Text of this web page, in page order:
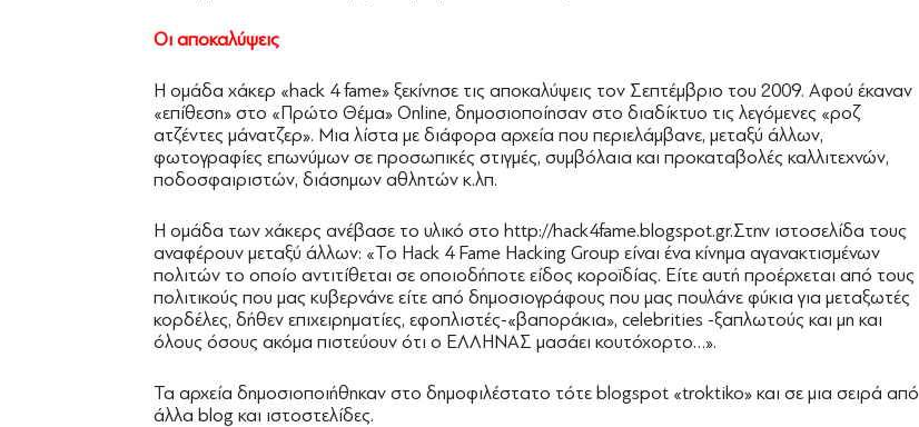
Οι αποκαλύψεις
Η ομάδα χάκερ «hack 4 fame» ξεκίνησε τις αποκαλύψεις τον Σεπτέμβριο του 2009. Αφού έκαναν
«επίθεση» στο «Πρώτο Θέμα» Online, δημοσιοποίησαν στο διαδίκτυο τις λεγόμενες «ροζ
ατζέντες μάνατζερ». Μια λίστα με διάφορα αρχεία που περιελάμβανε, μεταξύ άλλων,
φωτογραφίες επωνύμων σε προσωπικές στιγμές, συμβόλαια και προκαταβολές καλλιτεχνών,
ποδοσφαιριστών, διάσημων αθλητών κ.λπ.
Η ομάδα των χάκερς ανέβασε το υλικό στο http://hack4fame.blogspot.gr.Στην ιστοσελίδα τους
αναφέρουν μεταξύ άλλων: «Το Hack 4 Fame Hacking Group είναι ένα κίνημα αγανακτισμένων
πολιτών το οποίο αντιτίθεται σε οποιοδήποτε είδος κοροϊδίας. Είτε αυτή προέρχεται από τους
πολιτικούς που μας κυβερνάνε είτε από δημοσιογράφους που μας πουλάνε φύκια για μεταξωτές
κορδέλες, δήθεν επιχειρηματίες, εφοπλιστές-«βαποράκια», celebrities -ξαπλωτούς και μη και
όλους όσους ακόμα πιστεύουν ότι ο ΕΛΛΗΝΑΣ μασάει κουτόχορτο…».
Τα αρχεία δημοσιοποιήθηκαν στο δημοφιλέστατο τότε blogspot «troktiko» και σε μια σειρά από
άλλα blog και ιστοστελίδες.